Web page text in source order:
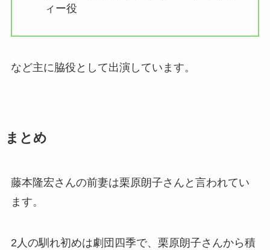
ィー役
など主に脇役として出演しています。
まとめ
藤本隆宏さんの前妻は栗原朗子さんと言われてい
ます。
2人の馴れ初めは劇団四季で、栗原朗子さんから積